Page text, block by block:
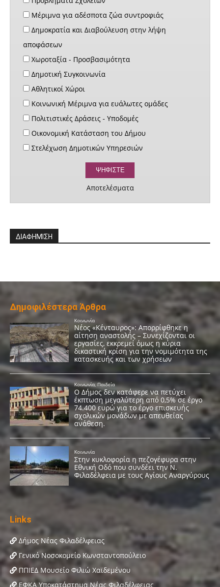
Μέριμνα για αδέσποτα ζώα συντροφιάς
Δημοκρατία και Διαβούλευση στην λήψη
αποφάσεων
Χωροταξία - Προσβασιμότητα
Δημοτική Συγκοινωνία
Αθλητικοί Χώροι
Κοινωνική Μέριμνα για ευάλωτες ομάδες
Πολιτιστικές Δράσεις - Υποδομές
Οικονομική Κατάσταση του Δήμου
Στελέχωση Δημοτικών Υπηρεσιών
Αποτελέσματα
ΔΙΑΦΗΜΙΣΗ
Δημοφιλέστερα Άρθρα
Links
Δήμος Νέας Φιλαδέλφειας
Γενικό Νοσοκομείο Κωνσταντοπούλειο
ΠΠΙΕΔ Μουσείο Φιλιώ Χαϊδεμένου
ΕΦΚΑ Υποκατάστημα Νέας Φιλαδέλφειας